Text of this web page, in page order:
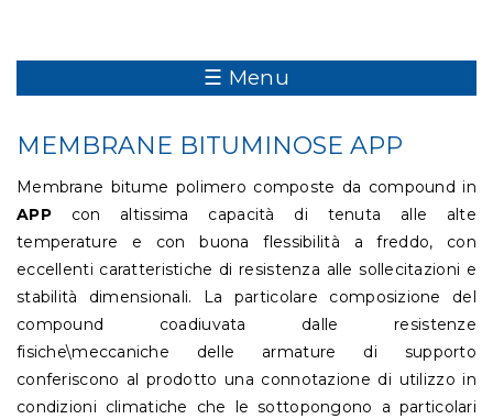
☰ Menu
MEMBRANE BITUMINOSE APP
Membrane bitume polimero composte da compound in
APP con altissima capacità di tenuta alle alte
temperature e con buona flessibilità a freddo, con
eccellenti caratteristiche di resistenza alle sollecitazioni e
stabilità dimensionali. La particolare composizione del
compound coadiuvata dalle resistenze
fisiche\meccaniche delle armature di supporto
conferiscono al prodotto una connotazione di utilizzo in
condizioni climatiche che le sottopongono a particolari